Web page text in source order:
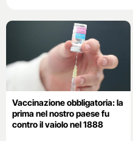
Vaccinazione obbligatoria: la
prima nel nostro paese fu
contro il vaiolo nel 1888